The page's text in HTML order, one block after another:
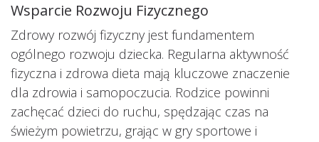
Wsparcie Rozwoju Fizycznego
Zdrowy rozwój fizyczny jest fundamentem
ogólnego rozwoju dziecka. Regularna aktywność
fizyczna i zdrowa dieta mają kluczowe znaczenie
dla zdrowia i samopoczucia. Rodzice powinni
zachęcać dzieci do ruchu, spędzając czas na
świeżym powietrzu, grając w gry sportowe i